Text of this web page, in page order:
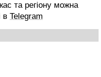
та регіону можна
в Telegram